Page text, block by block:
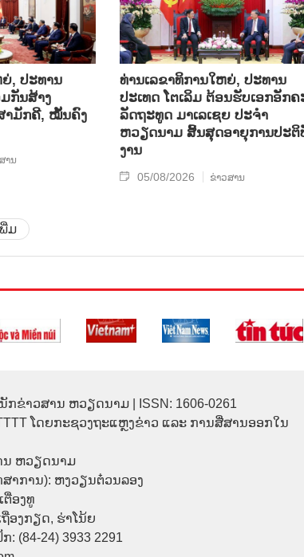
ຍ່, ປະທານ
ກັນສ້າງ
າມັກຄີ, ໝັ້ນຄົງ
ານ
ທ່ານເລຂາທິການໃຫຍ່, ປະທານ
ປະເທດ ໂຕເລິມ ຕ້ອນຮັບເອກອັກຄ
ລັດຖະທູດ ມາເລເຊຍ ປະຈຳ
ຫວຽດນາມ ສິ້ນສຸດອາຍຸການປະຕິ
ງານ
05/08/2026 ຂ່າວສານ
ມ
ຂ່າວສານ ຫວຽດນາມ | ISSN: 1606-0261
ໂດຍກະຊວງຖະແຫຼງຂ່າວ ແລະ ການສື່ສານອອກໃນ
ນ ຫວຽດນາມ
າການ): ຫງວຽນຕ໋ວນລອງ
ອງທູ
ອງກຽດ, ຮ່າໂນ້ຍ
: (84-24) 3933 2291